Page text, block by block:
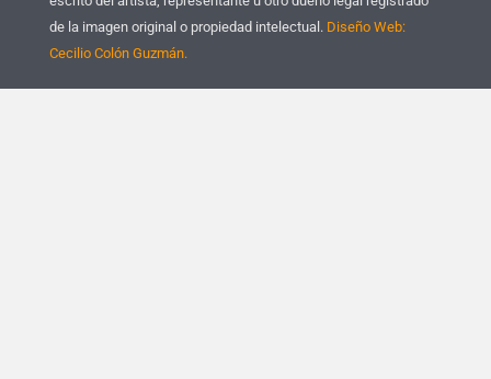
de la imagen original o propiedad intelectual. Diseño Web:
Cecilio Colón Guzmán.